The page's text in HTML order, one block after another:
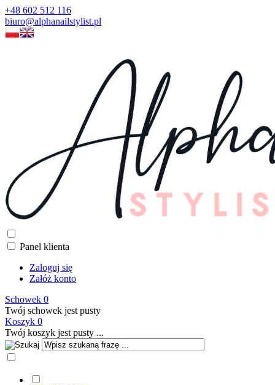
+48 602 512 116
biuro@alphanailstylist.pl
Panel klienta
Zaloguj się
Załóż konto
Schowek 0
Twój schowek jest pusty
Koszyk 0
Twój koszyk jest pusty ...